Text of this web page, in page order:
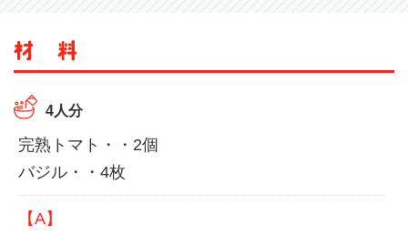
4人分
完熟トマト・・2個
バジル・・4枚
【A】